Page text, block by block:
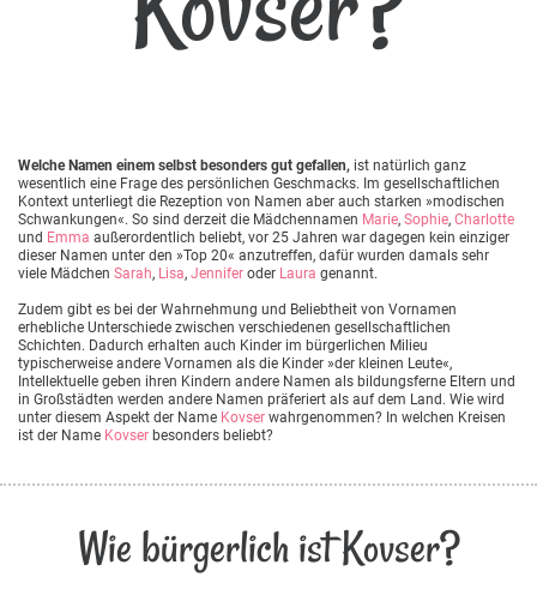
Welche Namen einem selbst besonders gut gefallen, ist natürlich ganz
wesentlich eine Frage des persönlichen Geschmacks. Im gesellschaftlichen
Kontext unterliegt die Rezeption von Namen aber auch starken »modischen
Schwankungen«. So sind derzeit die Mädchennamen Marie, Sophie, Charlotte
und Emma außerordentlich beliebt, vor 25 Jahren war dagegen kein einziger
dieser Namen unter den »Top 20« anzutreffen, dafür wurden damals sehr
viele Mädchen Sarah, Lisa, Jennifer oder Laura genannt.
Zudem gibt es bei der Wahrnehmung und Beliebtheit von Vornamen
erhebliche Unterschiede zwischen verschiedenen gesellschaftlichen
Schichten. Dadurch erhalten auch Kinder im bürgerlichen Milieu
typischerweise andere Vornamen als die Kinder »der kleinen Leute«,
Intellektuelle geben ihren Kindern andere Namen als bildungsferne Eltern und
in Großstädten werden andere Namen präferiert als auf dem Land. Wie wird
unter diesem Aspekt der Name Kovser wahrgenommen? In welchen Kreisen
ist der Name Kovser besonders beliebt?
Wie bürgerlich ist Kovser?